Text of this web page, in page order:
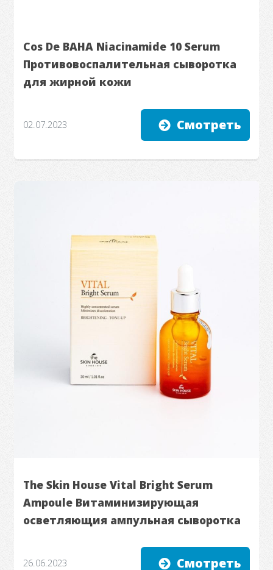
Cos De BAHA Niacinamide 10 Serum
Противовоспалительная сыворотка
для жирной кожи
02.07.2023 Смотреть
The Skin House Vital Bright Serum
Ampoule Витаминизирующая
осветляющия ампульная сыворотка
26.06.2023 Смотреть